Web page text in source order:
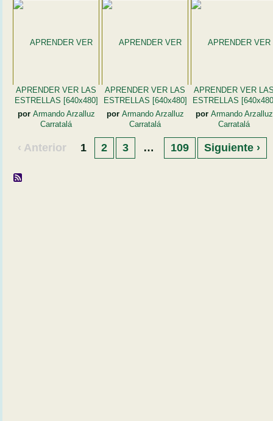
APRENDER VER LAS
ESTRELLAS [640x480]
por Armando Arzalluz
Carratalá
APRENDER VER LAS
ESTRELLAS [640x480]
por Armando Arzalluz
Carratalá
APRENDER VER
ESTRELLAS
por Armando Arzalluz
Carratalá
‹ Anterior 1 2 3 … 109 Siguiente ›